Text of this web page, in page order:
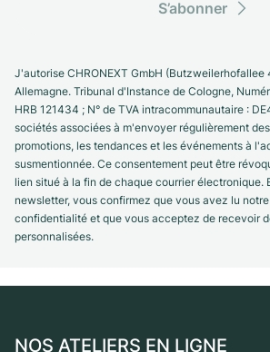
S’abonner
J'autorise CHRONEXT GmbH (Butzweilerhofallee
Allemagne. Tribunal d'Instance de Cologne,
HRB 121434 ; N° de TVA intracommunautaire :
sociétés associées à m'envoyer régulièrement
promotions, les tendances et les événements à
susmentionnée. Ce consentement peut être
lien situé à la fin de chaque courrier électronique.
newsletter, vous confirmez que vous avez lu
confidentialité et que vous acceptez de recevoir
personnalisées.
NOS ATELIERS EN LIGNE